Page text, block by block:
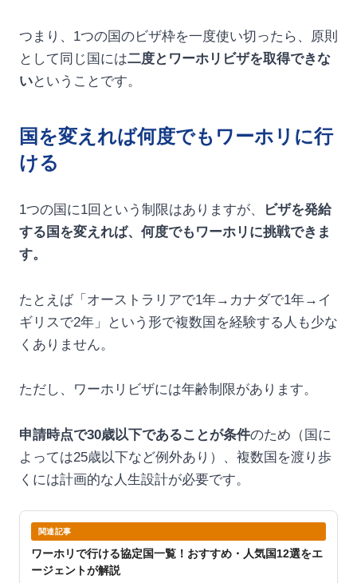
つまり、1つの国のビザ枠を一度使い切ったら、原則
として同じ国には二度とワーホリビザを取得できな
いということです。
国を変えれば何度でもワーホリに行
ける
1つの国に1回という制限はありますが、
ビザを発給
する国を変えれば、何度でもワーホリに挑戦できま
す。
たとえば「オーストラリアで1年→カナダで1年→イ
ギリスで2年」という形で複数国を経験する人も少な
くありません。
ただし、ワーホリビザには年齢制限があります。
申請時点で30歳以下であることが条件のため（国に
よっては25歳以下など例外あり）、複数国を渡り歩
くには計画的な人生設計が必要です。
関連記事
ワーホリで行ける協定国一覧！おすすめ・人気国12選をエ
ージェントが解説